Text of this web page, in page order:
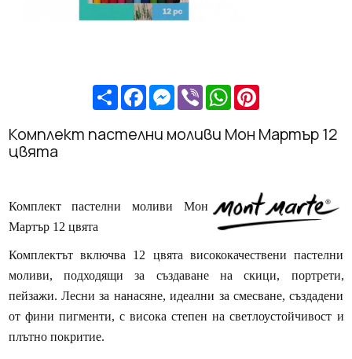
ShareFacebook
Messenger
ViberWhatsApp
Комплект пастелни моливи Мон Мартър 12
цвята
Комплект пастелни моливи Мон
Мартър 12 цвята
Комплектът включва 12 цвята висококачествени пастелни
моливи, подходящи за създаване на скици, портрети,
пейзажи. Лесни за нанасяне, идеални за смесване, създадени
от фини пигменти, с висока степен на светлоустойчивост и
плътно покритие.